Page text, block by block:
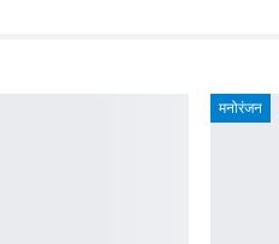
मनोरंजन